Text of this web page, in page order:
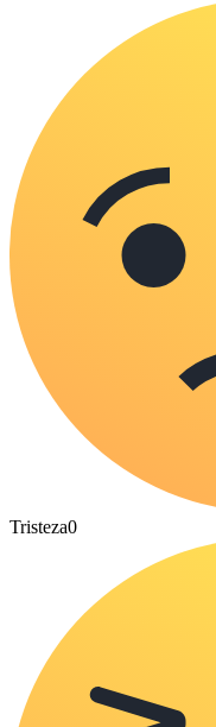
Tristeza0